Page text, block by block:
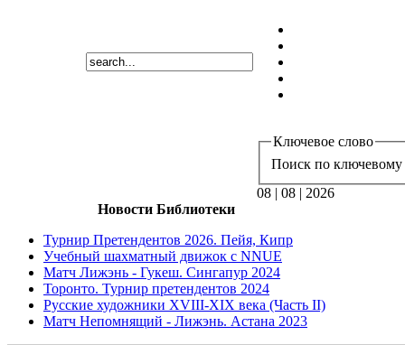
Ключевое слово
Поиск по ключевому
08 | 08 | 2026
Новости Библиотеки
Турнир Претендентов 2026. Пейя, Кипр
Учебный шахматный движок с NNUE
Матч Лижэнь - Гукеш. Сингапур 2024
Торонто. Турнир претендентов 2024
Русские художники XVIII-XIX века (Часть II)
Матч Непомнящий - Лижэнь. Астана 2023